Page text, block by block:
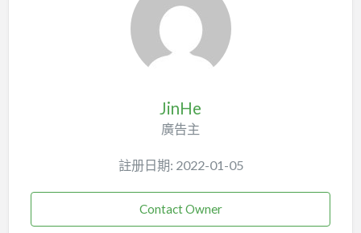
JinHe
廣告主
註册日期: 2022-01-05
Contact Owner